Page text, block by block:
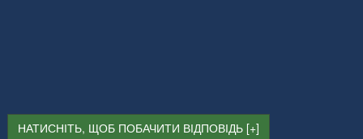
НАТИСНІТЬ, ЩОБ ПОБАЧИТИ ВІДПОВІДЬ